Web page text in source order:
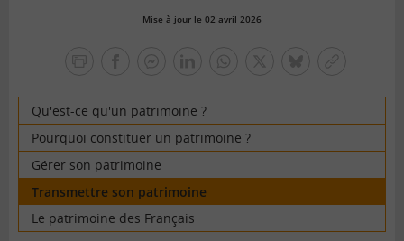
Mise à jour le 02 avril 2026
tous
Qu'est-ce qu'un patrimoine ?
Pourquoi constituer un patrimoine ?
Gérer son patrimoine
Transmettre son patrimoine
Le patrimoine des Français